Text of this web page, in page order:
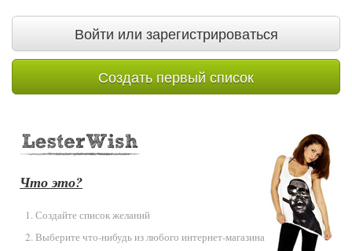
Войти или зарегистрироваться
Создать первый список
Что это?
Создайте список желаний
Выберите что-нибудь из любого интернет-магазина